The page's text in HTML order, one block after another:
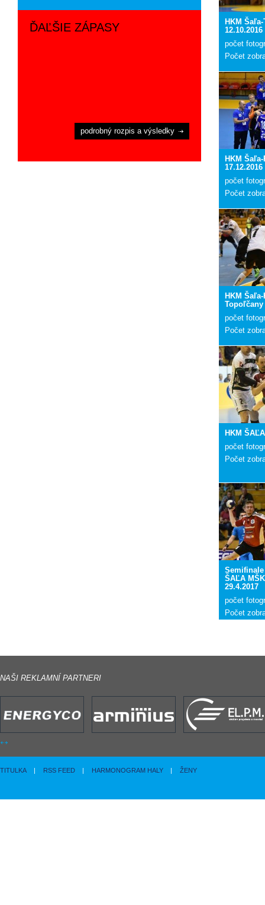
HKM
12.10.2016
počet
Počet
HKM
17.12.2016
počet
Počet
HKM
Topoľčany
počet
Počet
HKM
počet
Počet
Semifinale
ŠAĽA
29.4.2017
počet
Počet
ĎAĽŠIE ZÁPASY
podrobný rozpis a výsledky
NAŠI REKLAMNÍ PARTNERI
TITULKA | RSS FEED | HARMONOGRAM HALY | ŽENY